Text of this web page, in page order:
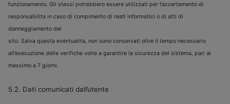
funzionamento. Gli stessi potrebbero essere utilizzati per l’accertamento di
responsabilita in caso di compimento di reati informatici o di atti di
danneggiamento del
sito. Salva questa eventualita, non sono conservati oltre il tempo necessario
all’esecuzione delle verifiche volte a garantire la sicurezza del sistema, pari al
massimo a 7 giorni.
5.2. Dati comunicati dall’utente